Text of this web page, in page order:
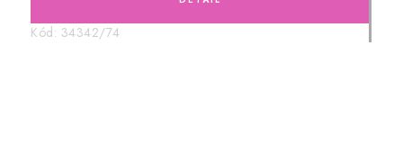
Kód: 34342/74